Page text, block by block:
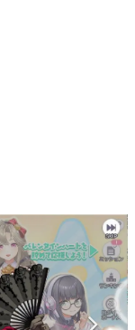
派で骨太な評論連載
ームにまつわる言葉
ー文化史研究家・タ